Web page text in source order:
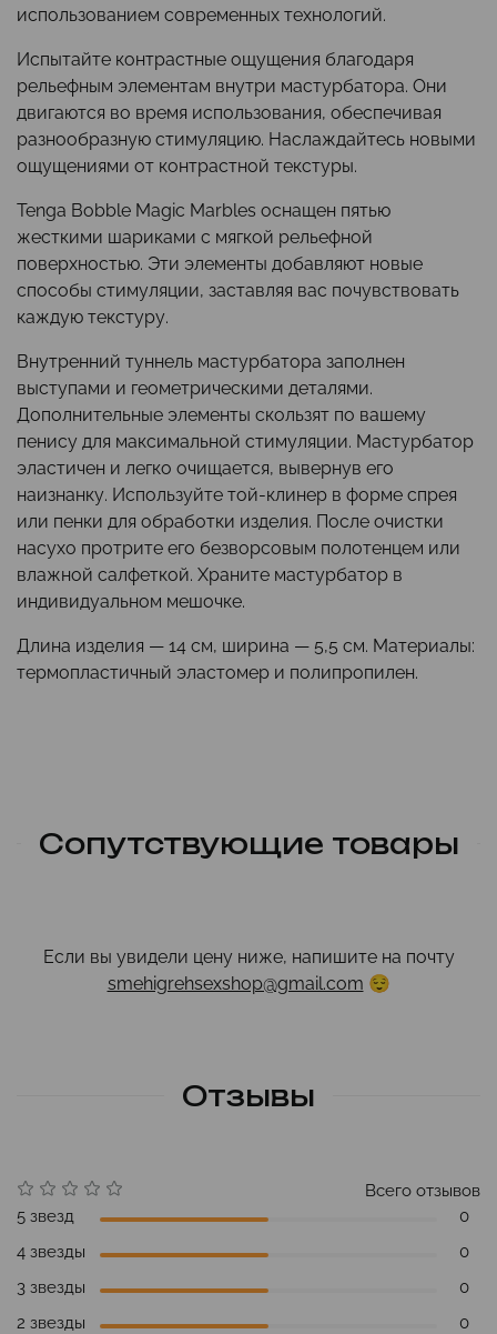
использованием современных технологий.
Испытайте контрастные ощущения благодаря
рельефным элементам внутри мастурбатора. Они
двигаются во время использования, обеспечивая
разнообразную стимуляцию. Наслаждайтесь новыми
ощущениями от контрастной текстуры.
Tenga Bobble Magic Marbles оснащен пятью
жесткими шариками с мягкой рельефной
поверхностью. Эти элементы добавляют новые
способы стимуляции, заставляя вас почувствовать
каждую текстуру.
Внутренний туннель мастурбатора заполнен
выступами и геометрическими деталями.
Дополнительные элементы скользят по вашему
пенису для максимальной стимуляции. Мастурбатор
эластичен и легко очищается, вывернув его
наизнанку. Используйте той-клинер в форме спрея
или пенки для обработки изделия. После очистки
насухо протрите его безворсовым полотенцем или
влажной салфеткой. Храните мастурбатор в
индивидуальном мешочке.
Длина изделия — 14 см, ширина — 5,5 см. Материалы:
термопластичный эластомер и полипропилен.
Сопутствующие товары
Если вы увидели цену ниже, напишите на почту
smehigrehsexshop@gmail.com 😌
Отзывы
Всего отзывов
5 звезд
0
4 звезды
0
3 звезды
0
2 звезды
0